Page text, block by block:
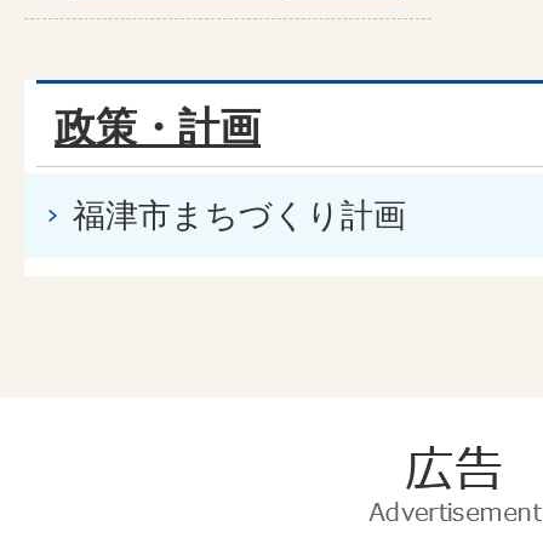
政策・計画
福津市まちづくり計画
告